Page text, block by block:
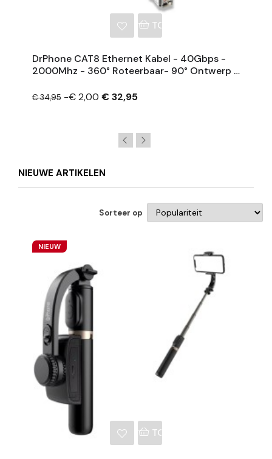
TOEVOEGEN AAN
DrPhone CAT8 Ethernet Kabel - 40Gbps -
2000Mhz - 360° Roteerbaar- 90° Ontwerp –
€ 34,95 -€ 2,00 € 32,95
NIEUWE ARTIKELEN
Sorteer op
NIEUW
TOEVOEGEN AAN